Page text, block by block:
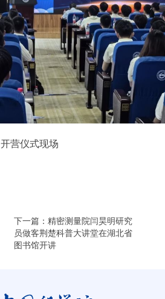
开营仪式现场
下一篇：精密测量院闫昊明研究
员做客荆楚科普大讲堂在湖北省
图书馆开讲